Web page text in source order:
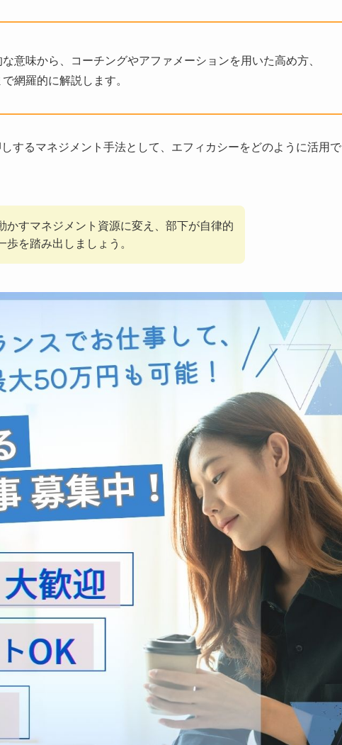
意味から、コーチングやアファメーションを用いた高め方、
網羅的に解説します。
するマネジメント手法として、エフィカシーをどのように活用で
かすマネジメント資源に変え、部下が自律的
を踏み出しましょう。